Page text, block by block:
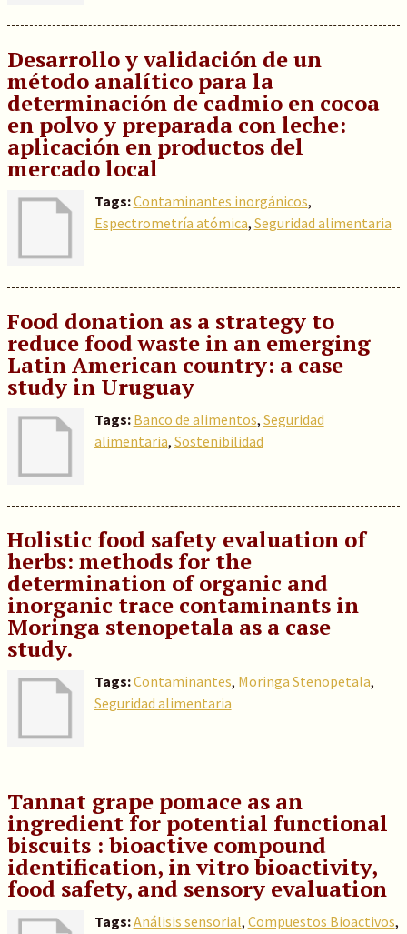
Desarrollo y validación de un
método analítico para la
determinación de cadmio en cocoa
en polvo y preparada con leche:
aplicación en productos del
mercado local
Tags:Contaminantes inorgánicos,
Espectrometría atómica, Seguridad alimentaria
Food donation as a strategy to
reduce food waste in an emerging
Latin American country: a case
study in Uruguay
Tags: Banco de alimentos, Seguridad
alimentaria, Sostenibilidad
Holistic food safety evaluation of
herbs: methods for the
determination of organic and
inorganic trace contaminants in
Moringa stenopetala as a case
study.
Tags:Contaminantes, Moringa Stenopetala,
Seguridad alimentaria
Tannat grape pomace as an
ingredient for potential functional
biscuits : bioactive compound
identification, in vitro bioactivity,
food safety, and sensory evaluation
Tags:Análisis sensorial, Compuestos Bioactivos,